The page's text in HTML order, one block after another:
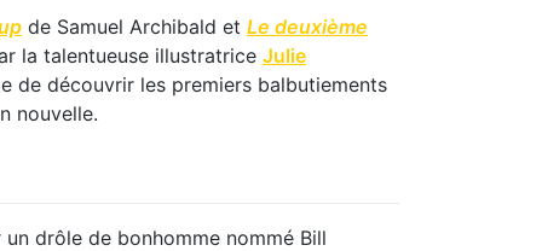
de Samuel Archibald et Le deuxième
la talentueuse illustratrice Julie
de découvrir les premiers balbutiements
nouvelle.
drôle de bonhomme nommé Bill